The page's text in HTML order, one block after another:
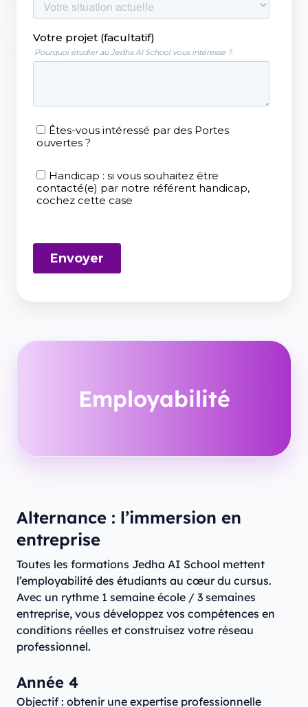
Employabilité
Alternance : l’immersion en
entreprise
Toutes les formations Jedha AI School mettent
l’employabilité des étudiants au cœur du cursus.
Avec un rythme 1 semaine école / 3 semaines
entreprise, vous développez vos compétences en
conditions réelles et construisez votre réseau
professionnel.
Année 4
Objectif : obtenir une expertise professionnelle